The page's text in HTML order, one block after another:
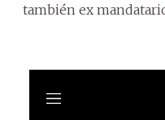
también ex